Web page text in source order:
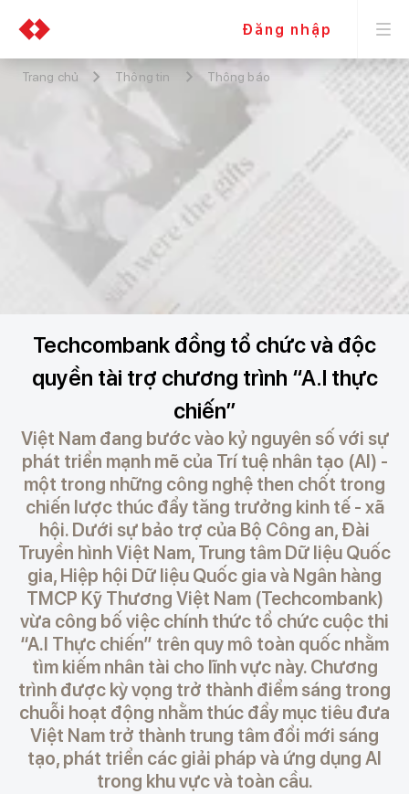
Đăng nhập
Trang chủ Thông tin Thông báo
Techcombank đồng tổ chức và độc
quyền tài trợ chương trình “A.I thực
chiến”
Việt Nam đang bước vào kỷ nguyên số với sự
phát triển mạnh mẽ của Trí tuệ nhân tạo (AI) -
một trong những công nghệ then chốt trong
chiến lược thúc đẩy tăng trưởng kinh tế - xã
hội. Dưới sự bảo trợ của Bộ Công an, Đài
Truyền hình Việt Nam, Trung tâm Dữ liệu Quốc
gia, Hiệp hội Dữ liệu Quốc gia và Ngân hàng
TMCP Kỹ Thương Việt Nam (Techcombank)
vừa công bố việc chính thức tổ chức cuộc thi
“A.I Thực chiến” trên quy mô toàn quốc nhằm
tìm kiếm nhân tài cho lĩnh vực này. Chương
trình được kỳ vọng trở thành điểm sáng trong
chuỗi hoạt động nhằm thúc đẩy mục tiêu đưa
Việt Nam trở thành trung tâm đổi mới sáng
tạo, phát triển các giải pháp và ứng dụng AI
trong khu vực và toàn cầu.